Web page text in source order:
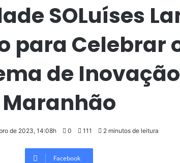
SOLuíses
para Celebrar
de
Maranhão
de 2023, 14:08h 0 111 2 minutos de leitura
Facebook